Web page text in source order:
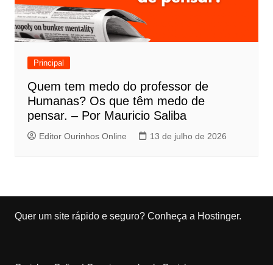
Principal
Quem tem medo do professor de
Humanas? Os que têm medo de
pensar. – Por Mauricio Saliba
Editor Ourinhos Online 13 de julho de 2026
Quer um site rápido e seguro? Conheça a Hostinger.